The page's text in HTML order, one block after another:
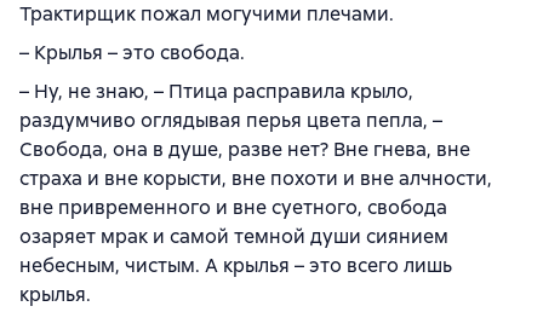
Трактирщик пожал могучими плечами.
– Крылья – это свобода.
– Ну, не знаю, – Птица расправила крыло,
раздумчиво оглядывая перья цвета пепла, –
Свобода, она в душе, разве нет? Вне гнева, вне
страха и вне корысти, вне похоти и вне алчности,
вне привременного и вне суетного, свобода
озаряет мрак и самой темной души сиянием
небесным, чистым. А крылья – это всего лишь
крылья.